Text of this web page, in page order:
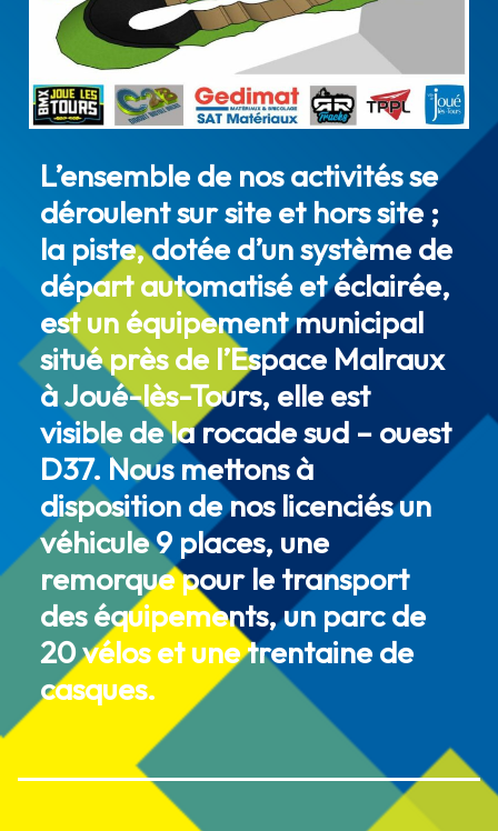
L’ensemble de nos activités se
déroulent sur site et hors site ;
la piste, dotée d’un système de
départ automatisé et éclairée,
est un équipement municipal
situé près de l’Espace Malraux
à Joué-lès-Tours, elle est
visible de la rocade sud – ouest
D37. Nous mettons à
disposition de nos licenciés un
véhicule 9 places, une
remorque pour le transport
des équipements, un parc de
20 vélos et une trentaine de
casques.